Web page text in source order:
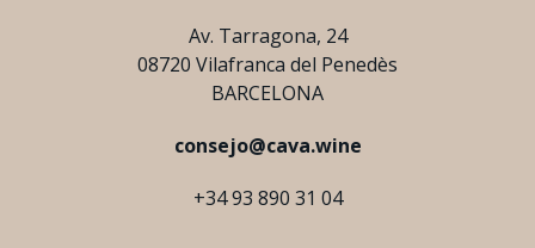
Av. Tarragona, 24
08720 Vilafranca del Penedès
BARCELONA
consejo@cava.wine
+34 93 890 31 04